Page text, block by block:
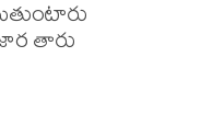
తారు